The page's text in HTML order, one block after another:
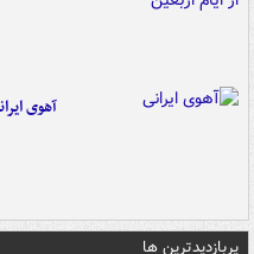
آهوی
پربازدیدترین ها